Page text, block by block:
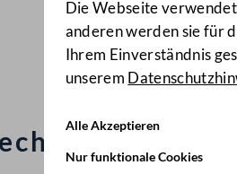
Die Webseite
anderen werden sie für
Ihrem Einverständnis
unserem
Alle Akzeptieren
Nur funktionale Cookies
in